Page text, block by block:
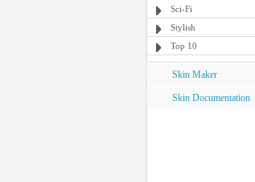
Sci-Fi
Stylish
Top 10
Skin Maker
Skin Documentation